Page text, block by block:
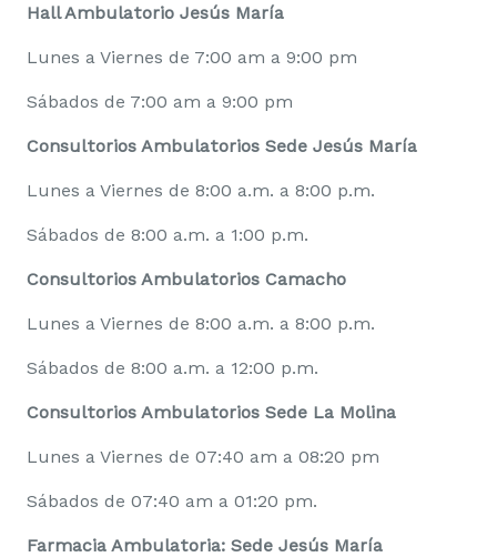
Hall Ambulatorio Jesús María
Lunes a Viernes de 7:00 am a 9:00 pm
Sábados de 7:00 am a 9:00 pm
Consultorios Ambulatorios Sede Jesús María
Lunes a Viernes de 8:00 a.m. a 8:00 p.m.
Sábados de 8:00 a.m. a 1:00 p.m.
Consultorios Ambulatorios Camacho
Lunes a Viernes de 8:00 a.m. a 8:00 p.m.
Sábados de 8:00 a.m. a 12:00 p.m.
Consultorios Ambulatorios Sede La Molina
Lunes a Viernes de 07:40 am a 08:20 pm
Sábados de 07:40 am a 01:20 pm.
Farmacia Ambulatoria: Sede Jesús María